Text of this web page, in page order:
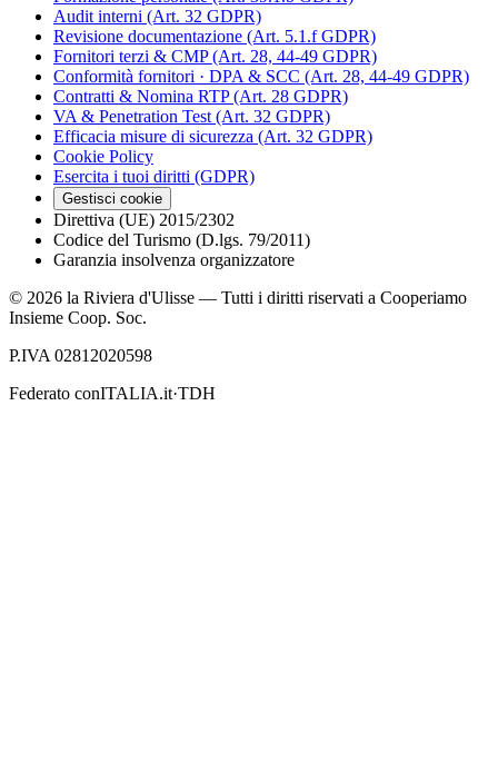
Audit interni (Art. 32 GDPR)
Revisione documentazione (Art. 5.1.f GDPR)
Fornitori terzi & CMP (Art. 28, 44-49 GDPR)
Conformità fornitori · DPA & SCC (Art. 28, 44-49 GDPR)
Contratti & Nomina RTP (Art. 28 GDPR)
VA & Penetration Test (Art. 32 GDPR)
Efficacia misure di sicurezza (Art. 32 GDPR)
Cookie Policy
Esercita i tuoi diritti (GDPR)
Gestisci cookie
Direttiva (UE) 2015/2302
Codice del Turismo (D.lgs. 79/2011)
Garanzia insolvenza organizzatore
© 2026 la Riviera d'Ulisse — Tutti i diritti riservati a Cooperiamo
Insieme Coop. Soc.
P.IVA 02812020598
Federato conITALIA.it·TDH